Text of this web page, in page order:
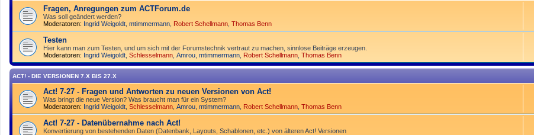
Fragen, Anregungen zum ACTForum.de
Was soll geändert werden?
Moderatoren: Ingrid Weigoldt mtimmermann Robert Schellmann Thomas Benn
Testen
Hier kann man zum Testen, und um sich mit der Forumstechnik vertraut zu machen, sinnlose Beiträge erzeugen.
Moderatoren: Ingrid Weigoldt Schlesselmann Amrou mtimmermann Robert Schellmann Thomas Benn
ACT! - DIE VERSIONEN 7.X BIS 27.X
Act! 7-27 - Fragen und Antworten zu neuen Versionen von Act!
Was bringt die neue Version? Was braucht man für ein System?
Moderatoren: Ingrid Weigoldt Schlesselmann Amrou mtimmermann Robert Schellmann Thomas Benn
Act! 7-27 - Datenübernahme nach Act!
Konvertierung von bestehenden Daten (Datenbank, Layouts, Schablonen, etc.) von älteren Act! Versionen